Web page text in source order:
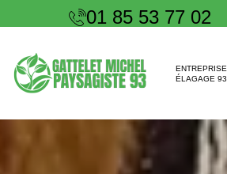
01 85 53 77 02
ENTREPRISE
ÉLAGAGE 93